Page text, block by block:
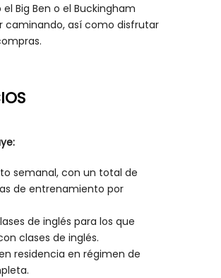
Big Ben o el Buckingham
caminando, así como disfrutar
semanal, con un total de
de entrenamiento por
de inglés para los que
clases de inglés.
residencia en régimen de